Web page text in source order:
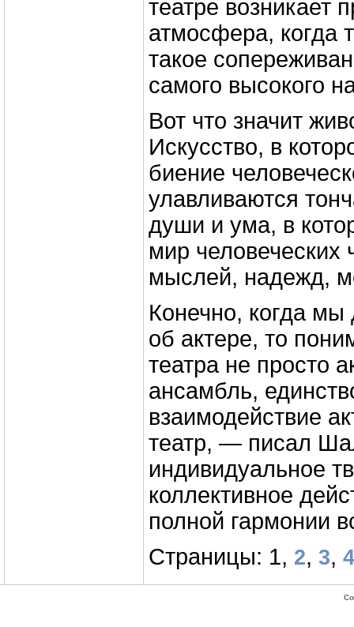
театре возникает
атмосфера, когда
такое
самого высокого
Вот что значит
Искусство, в
биение
улавливаются
души и ума, в
мир человеческих
мыслей, надежд,
Конечно, когда
об актере, то
театра не просто
ансамбль,
взаимодействие
театр, — писал
индивидуальное
коллективное
полной гармонии
Страницы: 1, 2, 3, 4